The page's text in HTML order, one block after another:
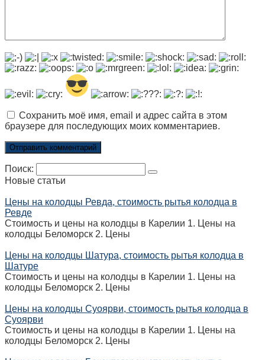
Сохранить моё имя, email и адрес сайта в этом
браузере для последующих моих комментариев.
Поиск:
Новые статьи
Цены на колодцы Ревда, стоимость рытья колодца в
Ревде
Стоимость и цены на колодцы в Карелии 1. Цены на
колодцы Беломорск 2. Цены
Цены на колодцы Шатура, стоимость рытья колодца в
Шатуре
Стоимость и цены на колодцы в Карелии 1. Цены на
колодцы Беломорск 2. Цены
Цены на колодцы Суоярви, стоимость рытья колодца в
Суоярви
Стоимость и цены на колодцы в Карелии 1. Цены на
колодцы Беломорск 2. Цены